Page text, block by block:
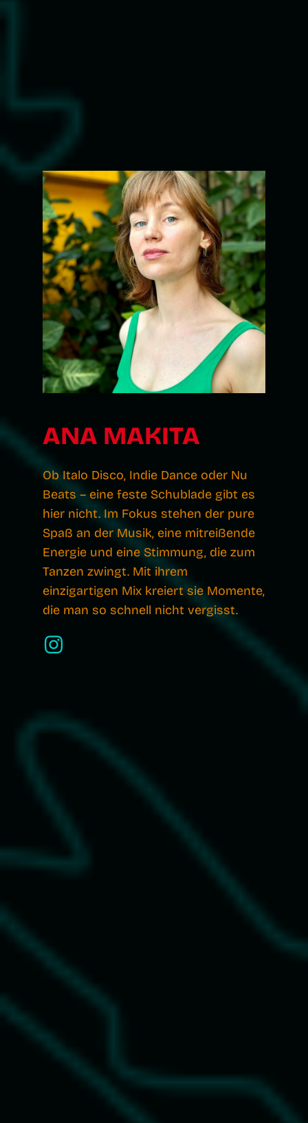
ANA MAKITA
Ob Italo Disco, Indie Dance oder Nu
Beats – eine feste Schublade gibt es
hier nicht. Im Fokus stehen der pure
Spaß an der Musik, eine mitreißende
Energie und eine Stimmung, die zum
Tanzen zwingt. Mit ihrem
einzigartigen Mix kreiert sie Momente,
die man so schnell nicht vergisst.